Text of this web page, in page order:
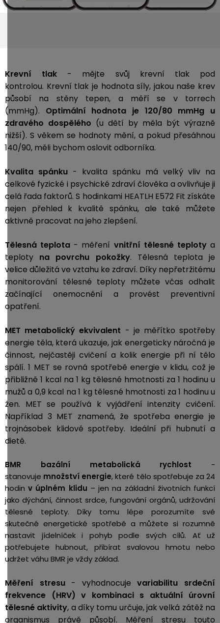
Krevní tlak - mějte svůj krevní tlak pod
kontrolou. Krevní tlak je hodnota síly, jakou naše krev
působí na stěny tepen, a měří se v torrech
(mmHg). Optimální hodnota je 120/80 mmHg u
zdravého dospělého (u dětí by měla být výrazně
nižší). S věkem se hodnoty mění, a pokud přesáhnou
140/90, měli bychom oslovit odborníka.
Kvalita spánku - kvalita spánku má velký vliv na
celkové fyzické i psychické zdraví člověka a ovlivňuje ji
celá řada faktorů. S hodinkami HEATLH E572 Fit získáte
nejen přehled k kvalitě spánku, ale také můžete
aktivně pracovat na jeho zlepšení.
Tělesná teplota - měření vnitřní tělesné teplotya
teploty na povrchu pokožky. Tělesná teplota je
velice důležitá ve vztahu ke zdraví. Díky nepřetržitému
monitorování tělesné teploty můžete včas odhalit
začínající onemocnění a provést preventivní
opatření.
MET metabolický ekvivalent - je měřítko spotřeby
energie těla, která ukazuje, jak energeticky náročná je
činnost, nejčastěji cvičení a kolik energie při ní tělo
spálí. 1 MET se rovná spotřebě energie v klidu, což je
přibližně 1 kcal na 1 kg tělesné hmotnosti za 1 hodinu u
mužů a 0,9 kcal na 1 kg tělesné hmotnosti za 1 hodinu u
žen. MET se používá k vyjádření intenzity cvičení.
Například 3 MET znamená, že spotřeba energie je
trojnásobek klidové spotřeby. Ideální při hubnutí a
dietě.
BMR bazální metabolická rychlost -
stanovuje množství energie, které tělo spotřebuje za 24
hodinv úplném klidu – jen na základní životních funkcí
jako dýchání, činnost srdce, fungování orgánů, udržování
tělesné teploty. Díky tomu lépe porozumíte své
skutečné energetické spotřebě a můžete si rozumně
nastavit jídelníček i pohyb podle svých cílů. Ať už
potřebujete hubnout, přibírat svalovou hmotu nebo
udržet váhu BMR je vždy základ.
Měření stresu- vyhodnocujevariabilitu srdeční
frekvence (HRV) v kombinaci s aktuální úrovní
tělesné aktivity, a díky tomu určuje, jak velká zátěž na
organismus právě působí. Měření stresu touto